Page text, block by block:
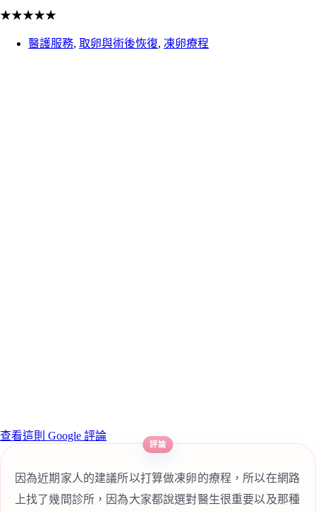
★★★★★
醫護服務, 取卵與術後恢復, 凍卵療程
查看這則 Google 評論
因為近期家人的建議所以打算做凍卵的療程，所以在網路
上找了幾間診所，因為大家都說選對醫生很重要以及那種